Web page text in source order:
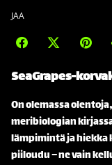
JAA
SeaGrapes-
On olemassa
meribiologian
lämpimintä ja hiekka
piiloudu – ne vain